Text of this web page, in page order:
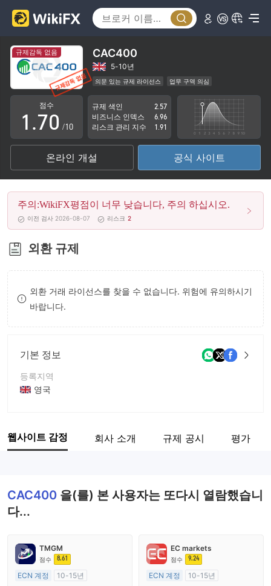
규제감독 없음 CAC400
5-10년
의문 있는 규제 라이선스
업무 구역 의심
잠재적 위험성이 높음
점수
0
1
2
3
4
5
6
7
8
9
.
3
4
5
6
7
8
9
0
1
2
3
4
5
6
7
8
/10
규제 색인
2.57
비즈니스 인덱스
6.96
리스크 관리 지수
1.91
온라인 개설 공식 사이트
주의:WikiFX평점이 너무 낮습니다, 주의 하십시오.
이전 검사 2026-08-07 리스크 2
외환 규제
외환 거래 라이선스를 찾을 수 없습니다. 위험에 유의하시기
바랍니다.
기본 정보
등록지역
영국
회사 전체 이름
웹사이트 감정 회사 소개 규제 공시 평가
CAC400 을(를) 본 사용자는 또다시 열람했습니
다...
TMGM
점수 8.61
ECN 계정
10-15년
EC markets
점수 9.24
ECN 계정
10-15년